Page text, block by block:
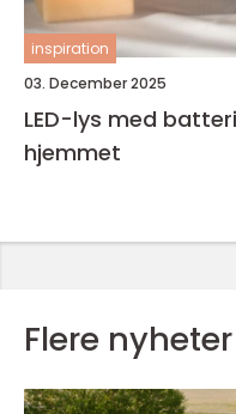
inspiration
03. December 2025
LED-lys med
hjemmet
Flere nyheter